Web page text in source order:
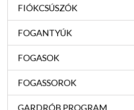
FIÓKCSÚSZÓK
FOGANTYÚK
FOGASOK
FOGASSOROK
GARDRÓB PROGRAM